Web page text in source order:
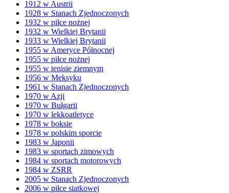
1912 w Austrii
1928 w Stanach Zjednoczonych
1932 w piłce nożnej
1932 w Wielkiej Brytanii
1933 w Wielkiej Brytanii
1955 w Ameryce Północnej
1955 w piłce nożnej
1955 w tenisie ziemnym
1956 w Meksyku
1961 w Stanach Zjednoczonych
1970 w Azji
1970 w Bułgarii
1970 w lekkoatletyce
1978 w boksie
1978 w polskim sporcie
1983 w Japonii
1983 w sportach zimowych
1984 w sportach motorowych
1984 w ZSRR
2005 w Stanach Zjednoczonych
2006 w piłce siatkowej